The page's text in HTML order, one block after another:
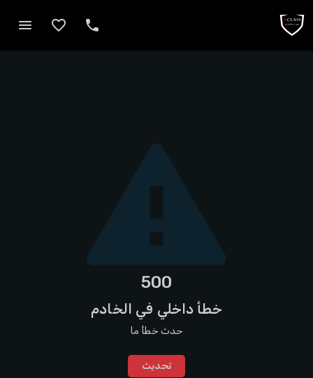
500
خطأ داخلي في الخادم
حدث خطأ ما
تحديث